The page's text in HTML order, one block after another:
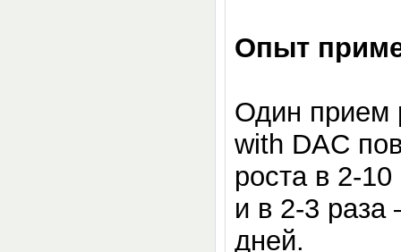
Опыт
Один прием
with DAС
роста в 2-
и в 2-3
дней.